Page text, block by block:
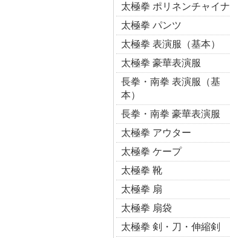
太極拳 ポリネンチャイナ
太極拳 パンツ
太極拳 表演服（基本）
太極拳 豪華表演服
長拳・南拳 表演服（基
本）
長拳・南拳 豪華表演服
太極拳 アウター
太極拳 ケープ
太極拳 靴
太極拳 扇
太極拳 扇袋
太極拳 剣・刀・伸縮剣